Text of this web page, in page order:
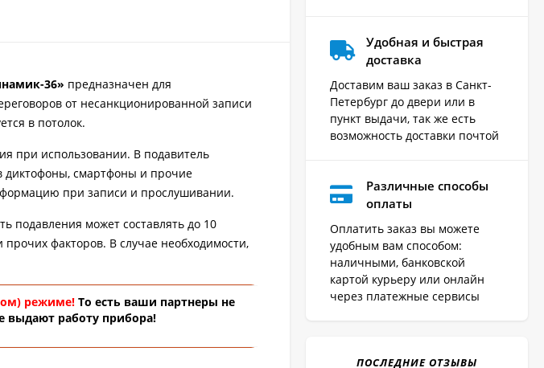
36» предназначен для
от несанкционированной записи
в потолок.
при использовании. В подавитель
диктофоны, смартфоны и прочие
при записи и прослушивании.
подавления может составлять до 10
факторов. В случае необходимости,
режиме! То есть ваши партнеры не
выдают работу прибора!
Удобная и быстрая
доставка
Доставим ваш заказ в Санкт-
Петербург до двери или в
пункт выдачи, так же есть
возможность доставки почтой
Различные способы
оплаты
Оплатить заказ вы можете
удобным вам способом:
наличными, банковской
картой курьеру или онлайн
через платежные сервисы
ПОСЛЕДНИЕ ОТЗЫВЫ